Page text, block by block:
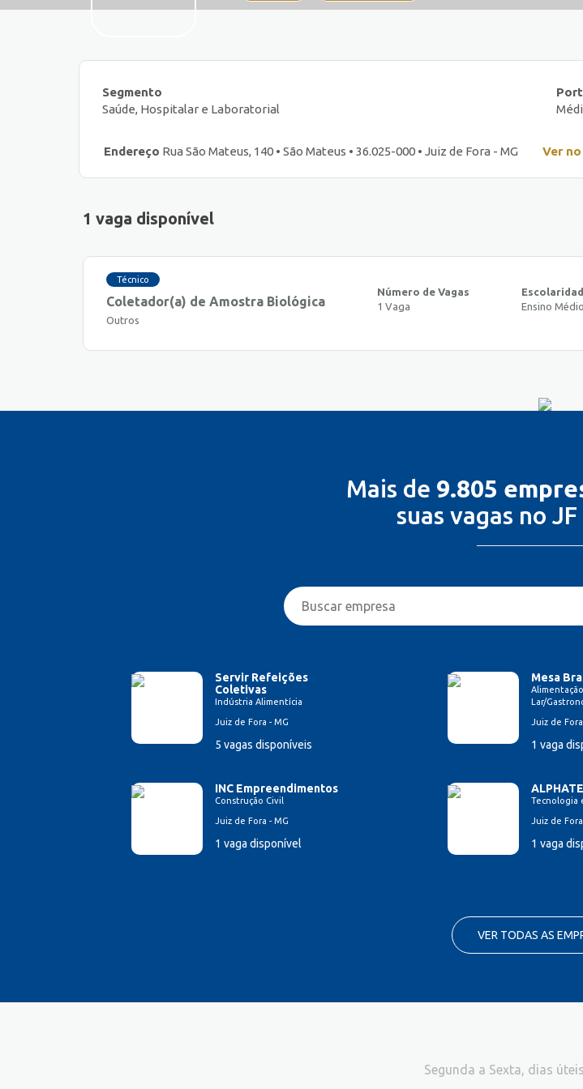
Segmento
Saúde, Hospitalar e Laboratorial
Endereço Rua São Mateus, 140 • São Mateus • 36.025-000 • Juiz de Fora - MG Ver no
1 vaga disponível
Técnico
Coletador(a) de Amostra Biológica
Outros
Número de Vagas
1 Vaga
Ensino
Mais de 9.805
suas vagas no
Servir Refeições
Coletivas
Indústria Alimentícia
Juiz de Fora - MG
5 vagas disponíveis
Mesa
Lar/
Juiz de Fora
1 vaga
INC Empreendimentos
Construção Civil
Juiz de Fora - MG
1 vaga disponível
Tecnologia
Juiz de Fora
1 vaga
VER TODAS AS
Segunda a Sexta, dias